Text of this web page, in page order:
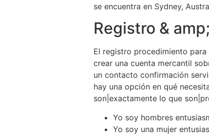
se encuentra en Sydney,
Registro &
El registro procedimiento
crear una cuenta mercantil
un contacto confirmación
hay una opción en qué
son|exactamente lo que
Yo soy hombres
Yo soy una mujer